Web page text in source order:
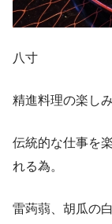
八寸
精進料理の楽し
伝統的な仕事を
れる為。
雷蒟蒻、胡瓜の